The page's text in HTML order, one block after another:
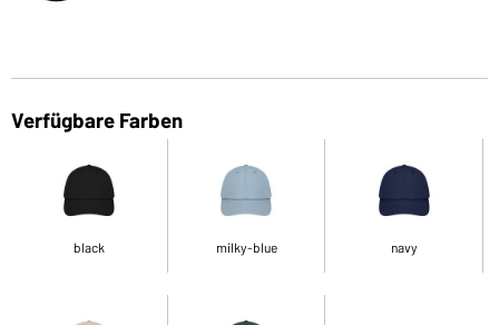
Verfügbare Farben
black milky-blue navy